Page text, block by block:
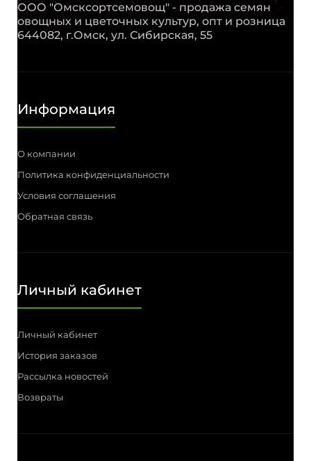
ООО "Омсксортсемовощ" - продажа семян
овощных и цветочных культур, опт и розница
644082, г.Омск, ул. Сибирская, 55
Информация
О компании
Политика конфиденциальности
Условия соглашения
Обратная связь
Личный кабинет
Личный кабинет
История заказов
Рассылка новостей
Возвраты